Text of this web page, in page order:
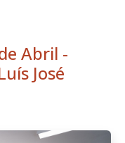
Abril -
José